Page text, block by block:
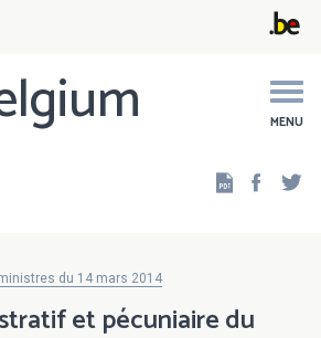
MENU
du 14 mars 2014
et pécuniaire du